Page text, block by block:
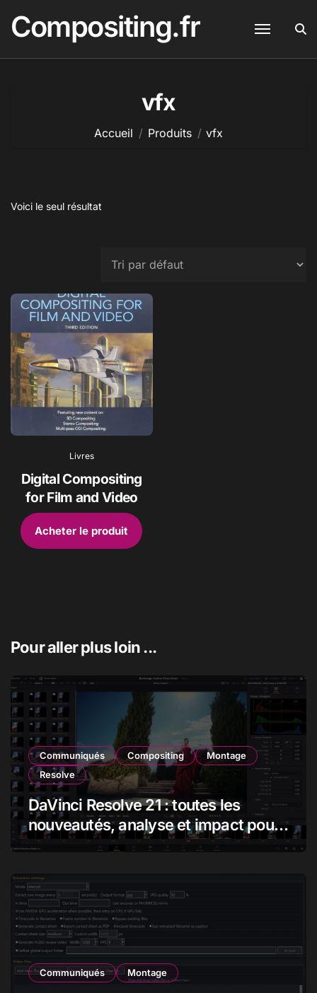
contenu
Compositing.fr
vfx
Accueil Produits vfx
Voici le seul résultat
Livres
Digital Compositing
for Film and Video
Acheter le produit
Pour aller plus loin ...
Communiqués Compositing
Montage
Resolve
DaVinci Resolve 21 : toutes les
nouveautés, analyse et impact pour
les monteurs, étalonneurs et
Communiqués Montage